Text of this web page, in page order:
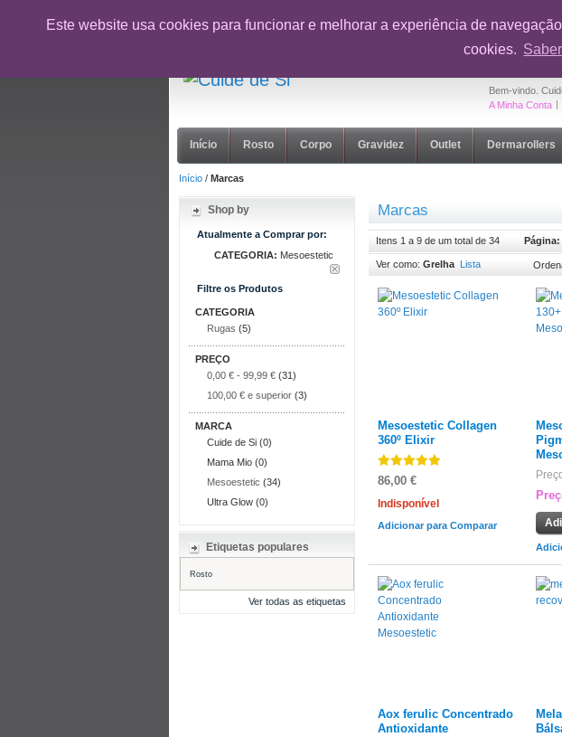
Este website usa cookies para funcionar e melhorar a experiência de
cookies.
CUPÃO: NOVOCLIENTE26 - 10% desconto em toda a loja na sua
Bem-vindo.
A Minha Conta
Início Rosto Corpo Gravidez Outlet Dermarollers
Início / Marcas
Marcas
Itens 1 a 9 de um total de 34 Página:
Ver como: Grelha Lista
Mesoestetic Collagen
360º Elixir
86,00 €
Indisponível
Adicionar para Comparar
Aox ferulic Concentrado
Antioxidante
Shop by
Atualmente a Comprar por:
CATEGORIA: Mesoestetic
Filtre os Produtos
CATEGORIA
Rugas (5)
PREÇO
0,00 € - 99,99 € (31)
100,00 € e superior (3)
MARCA
Cuide de Si (0)
Mama Mio (0)
Mesoestetic (34)
Ultra Glow (0)
Etiquetas populares
Rosto
Ver todas as etiquetas